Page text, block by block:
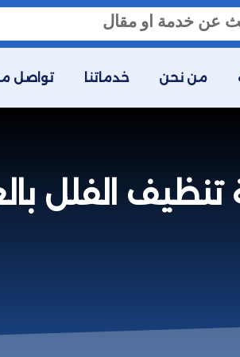
من نحن خدماتنا تواصل
الفلل بالعريش